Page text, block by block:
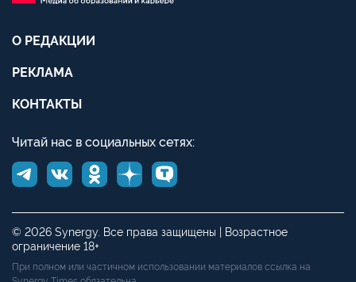
О РЕДАКЦИИ
РЕКЛАМА
КОНТАКТЫ
Читай нас в социальных сетях:
© 2026 Synergy. Все права защищены | Возрастное
ограничение 18+
При полном или частичном использовании материалов ссылка на